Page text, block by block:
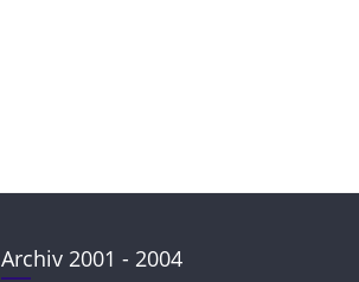
Archiv 2001 - 2004